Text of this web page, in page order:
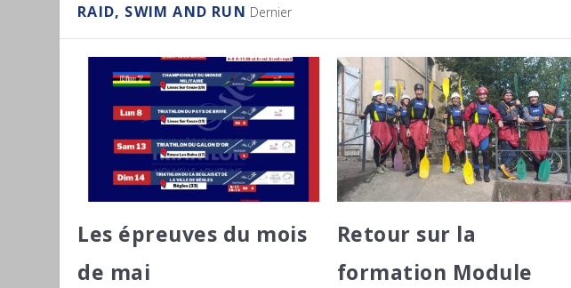
RAID, SWIM AND RUN Dernier
Les épreuves du mois
de mai
Retour sur la
formation Module